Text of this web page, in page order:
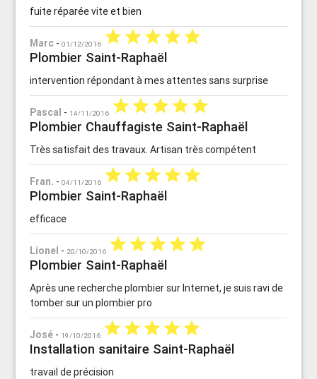
fuite réparée vite et bien
Marc -01/12/2016 starstarstarstarstar
Plombier Saint-Raphaël
intervention répondant à mes attentes sans surprise
Pascal - 14/11/2016 starstarstarstarstar
Plombier Chauffagiste Saint-Raphaël
Très satisfait des travaux. Artisan très compétent
Fran. -04/11/2016 starstarstarstarstar
Plombier Saint-Raphaël
efficace
Lionel - 20/10/2016 starstarstarstarstar
Plombier Saint-Raphaël
Après une recherche plombier sur Internet, je suis ravi de
tomber sur un plombier pro
José - 19/10/2016 starstarstarstarstar
Installation sanitaire Saint-Raphaël
travail de précision